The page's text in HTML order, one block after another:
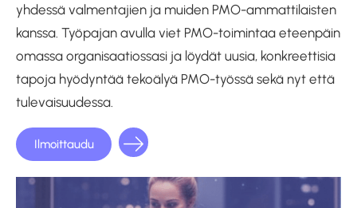
yhdessä valmentajien ja muiden PMO-ammattilaisten
kanssa. Työpajan avulla viet PMO-toimintaa eteenpäin
omassa organisaatiossasi ja löydät uusia, konkreettisia
tapoja hyödyntää tekoälyä PMO-työssä sekä nyt että
tulevaisuudessa.
Ilmoittaudu